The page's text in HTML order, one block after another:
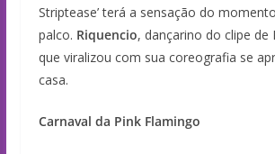
Striptease’ terá a sensação do
palco. Riquencio, dançarino do clipe de
que viralizou com sua coreografia se
casa.
Carnaval da Pink Flamingo